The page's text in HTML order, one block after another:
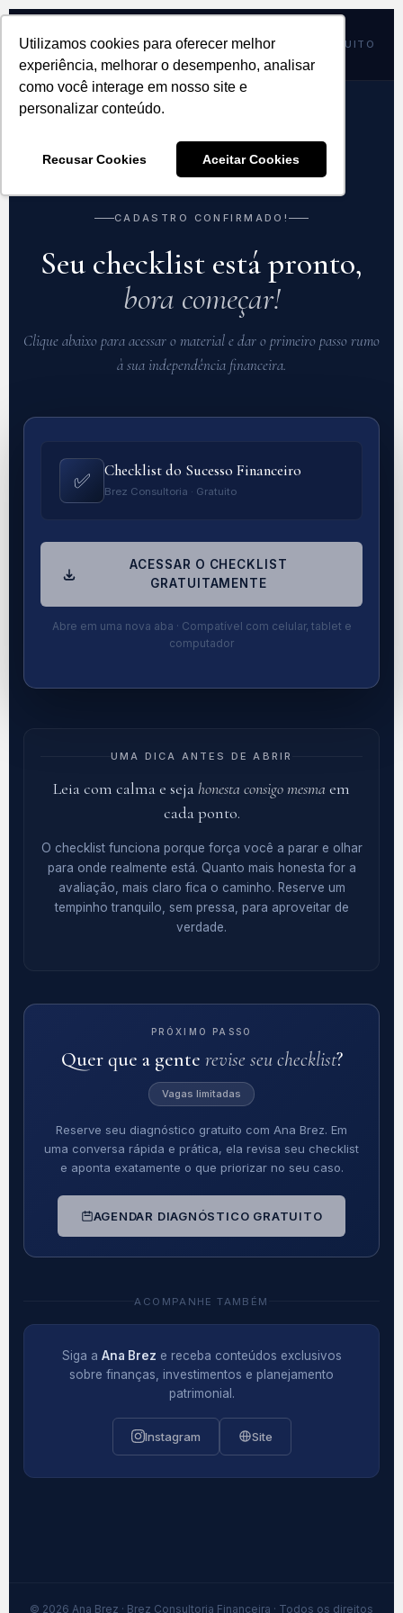
Utilizamos cookies para oferecer melhor
experiência, melhorar o desempenho, analisar
como você interage em nosso site e
personalizar conteúdo.
Recusar Cookies Aceitar Cookies
BREZ
CONSULTORIA FINANCEIRA
CHECKLIST GRATUITO
CADASTRO CONFIRMADO!
Seu checklist está pronto,
bora começar!
Clique abaixo para acessar o material e dar o primeiro passo rumo
à sua independência financeira.
✅ Checklist do Sucesso Financeiro
Brez Consultoria · Gratuito
ACESSAR O CHECKLIST
GRATUITAMENTE
Abre em uma nova aba · Compatível com celular, tablet e
computador
UMA DICA ANTES DE ABRIR
Leia com calma e sejahonesta consigo mesmaem
cada ponto.
O checklist funciona porque força você a parar e olhar
para onde realmente está. Quanto mais honesta for a
avaliação, mais claro fica o caminho. Reserve um
tempinho tranquilo, sem pressa, para aproveitar de
verdade.
PRÓXIMO PASSO
Quer que a gente revise seu checklist?
Vagas limitadas
Reserve seu diagnóstico gratuito com Ana Brez. Em
uma conversa rápida e prática, ela revisa seu checklist
e aponta exatamente o que priorizar no seu caso.
AGENDAR DIAGNÓSTICO GRATUITO
ACOMPANHE TAMBÉM
Siga a Ana Brez e receba conteúdos exclusivos
sobre finanças, investimentos e planejamento
patrimonial.
Instagram Site
© 2026 Ana Brez · Brez Consultoria Financeira · Todos os direitos